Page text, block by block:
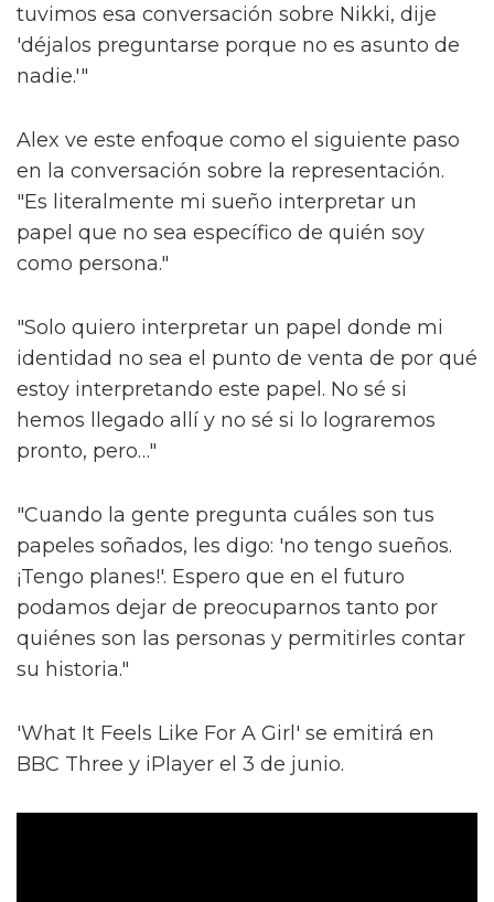
tuvimos esa conversación sobre Nikki, dije
'déjalos preguntarse porque no es asunto de
nadie.'"
Alex ve este enfoque como el siguiente paso
en la conversación sobre la representación.
"Es literalmente mi sueño interpretar un
papel que no sea específico de quién soy
como persona."
"Solo quiero interpretar un papel donde mi
identidad no sea el punto de venta de por qué
estoy interpretando este papel. No sé si
hemos llegado allí y no sé si lo lograremos
pronto, pero…"
"Cuando la gente pregunta cuáles son tus
papeles soñados, les digo: 'no tengo sueños.
¡Tengo planes!'. Espero que en el futuro
podamos dejar de preocuparnos tanto por
quiénes son las personas y permitirles contar
su historia."
'What It Feels Like For A Girl' se emitirá en
BBC Three y iPlayer el 3 de junio.